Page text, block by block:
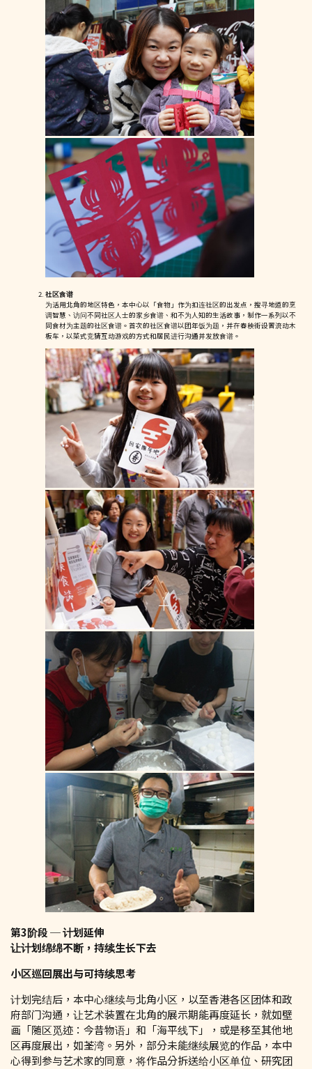
社区食谱
为活用北角的地区特色，本中心以「食物」作为扣连社区的出发点，搜寻地道的烹
调智慧、访问不同社区人士的家乡食谱、和不为人知的生活故事，制作一系列以不
同食材为主题的社区食谱。首次的社区食谱以团年饭为题，并在春秧街设置流动木
板车，以菜式竞猜互动游戏的方式和居民进行沟通并发放食谱。
第3阶段 ─ 计划延伸
让计划绵绵不断，持续生长下去
小区巡回展出与可持续思考
计划完结后，本中心继续与北角小区，以至香港各区团体和政
府部门沟通，让艺术装置在北角的展示期能再度延长，就如壁
画「随区觅迹：今昔物语」和「海平线下」，或是移至其他地
区再度展出，如荃湾。另外，部分未能继续展览的作品，本中
心得到参与艺术家的同意，将作品分拆送给小区单位、研究团